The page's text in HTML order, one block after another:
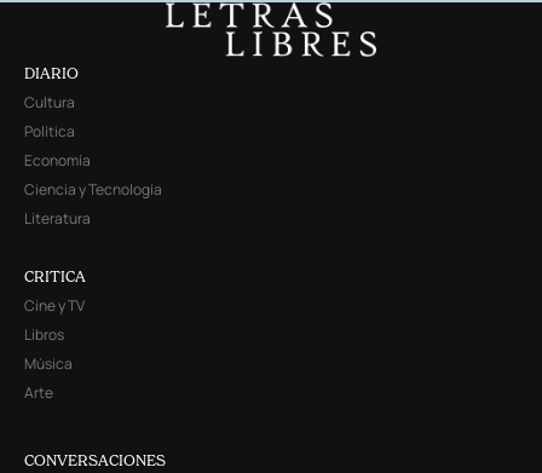
DIARIO
Cultura
Política
Economía
Ciencia y Tecnología
Literatura
CRITICA
Cine y TV
Libros
Música
Arte
CONVERSACIONES